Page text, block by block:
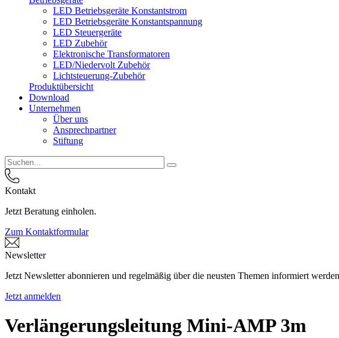
LED Betriebsgeräte Konstantstrom
LED Betriebsgeräte Konstantspannung
LED Steuergeräte
LED Zubehör
Elektronische Transformatoren
LED/Niedervolt Zubehör
Lichtsteuerung-Zubehör
Produktübersicht
Download
Unternehmen
Über uns
Ansprechpartner
Stiftung
Kontakt
Jetzt Beratung einholen.
Zum Kontaktformular
Newsletter
Jetzt Newsletter abonnieren und regelmäßig über die neusten Themen informiert
Jetzt anmelden
Verlängerungsleitung Mini-AMP 3m